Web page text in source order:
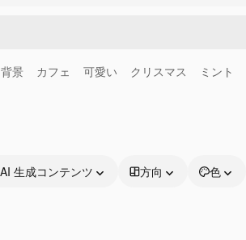
背景 カフェ 可愛い クリスマス ミント
AI 生成コンテンツ 方向 色